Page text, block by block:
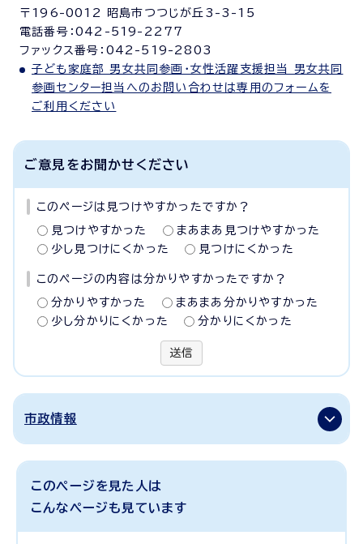
〒196-0012 昭島市つつじが丘3-3-15
電話番号：042-519-2277
ファックス番号：042-519-2803
子ども家庭部 男女共同参画・女性活躍支援担当 男女共同
参画センター担当へのお問い合わせは専用のフォームを
ご利用ください
ご意見をお聞かせください
このページは見つけやすかったですか？
見つけやすかった
まあまあ見つけやすかった
少し見つけにくかった
見つけにくかった
このページの内容は分かりやすかったですか？
分かりやすかった
まあまあ分かりやすかった
少し分かりにくかった
分かりにくかった
送信
市政情報
このページを見た人は
こんなページも見ています